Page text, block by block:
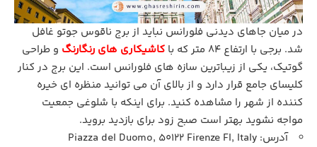
در میان جاهای دیدنی فلورانس نباید از برج ناقوس جوتو غافل
شد. برجی با ارتفاع 84 متر که با
کاشیکاری‌ های رنگارنگ و طراحی
گوتیک، یکی از زیباترین سازه‌ های فلورانس است. این برج در کنار
کلیسای جامع قرار دارد و از بالای آن می توانید منظره‌ ای خیره‌
کننده از شهر را مشاهده کنید. برای اینکه با شلوغی جمعیت
مواجه نشوید بهتر است صبح زود برای بازدید بروید.
آدرس: Piazza del Duomo, 50122 Firenze FI, Italy